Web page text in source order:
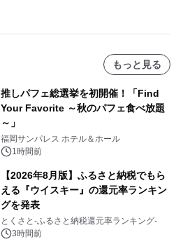
もっと見る
推しパフェ総選挙を初開催！「Find
Your Favorite ～秋のパフェ食べ放題
～」
福岡サンパレス ホテル＆ホール
1時間前
【2026年8月版】ふるさと納税でもら
える『ウイスキー』の還元率ランキン
グを発表
とくさと-ふるさと納税還元率ランキング-
3時間前